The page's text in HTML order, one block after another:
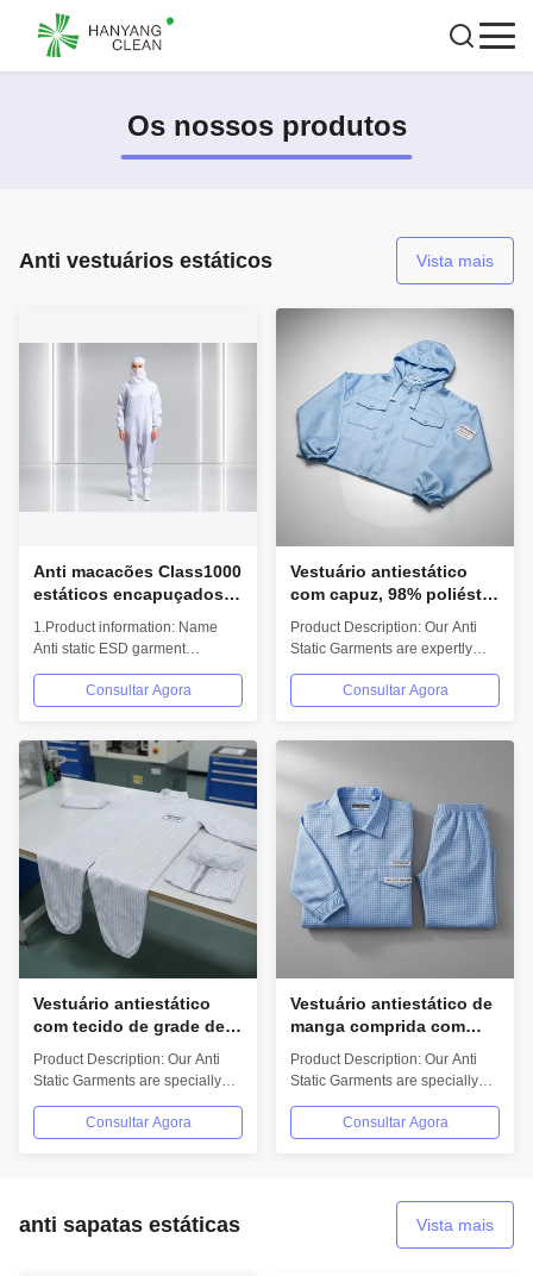
Os nossos produtos
Anti vestuários estáticos Vista mais
Anti macacões Class1000
estáticos encapuçados
produção
1.Product information: Name
Anti static ESD garment
reusable gown in SMT
workshop Gender unisex...
Consultar Agora
Vestuário antiestático
com capuz, 98% poliéster
para vestuário de
autoclavável a 121°C
Product Description: Our Anti
Static Garments are expertly
designed to provide superior...
Consultar Agora
Vestuário antiestático
com tecido de grade de 5
10e3-10e5 Ohm para
trabalhadores de fábrica
Product Description: Our Anti
Static Garments are specially
designed to provide superior
Consultar Agora
Vestuário antiestático de
manga comprida com
e densidade de 1,2 mc/M
para conformidade ESD
Product Description: Our Anti
Static Garments are specially
designed to provide superior
Consultar Agora
anti sapatas estáticas Vista mais